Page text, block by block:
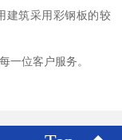
建筑采用彩钢板的较
一位客户服务。